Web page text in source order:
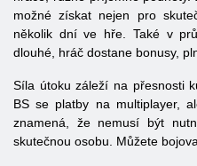
možné získat nejen pro
několik dní ve hře. Také v
dlouhé, hráč dostane bonusy,
Síla útoku záleží na přesnosti
BS se platby na multiplayer,
znamená, že nemusí být
skutečnou osobu. Můžete